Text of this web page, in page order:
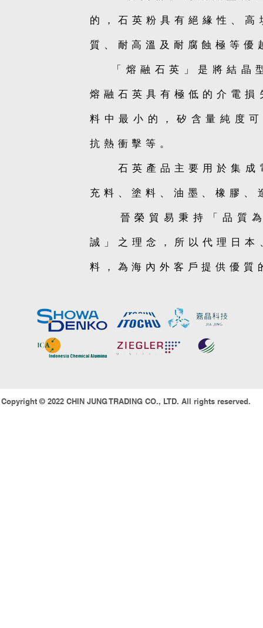
的，石英粉具有絕緣性、
質、耐高溫及耐腐蝕極等優
「熔融石英」是將結晶
熔融石英具有極低的介電
料中最小的，矽含量純度
抗熱衝擊等。
石英產品主要用於集成
充料、塗料、油墨、橡膠
晉榮貿易秉持「品質為
誠」之理念，所以代理日
料，為海內外客戶提供優質
Copyright © 2022 CHIN JUNG TRADING CO., LTD. All rights